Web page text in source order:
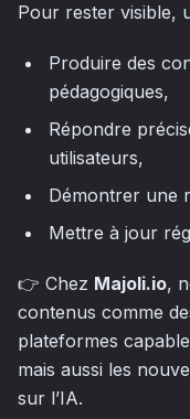
Pour rester visible,
Produire des
pédagogiques,
Répondre
utilisateurs,
Démontrer une
Mettre à jour
👉 Chez Majoli.io,
contenus comme
plateformes
mais aussi les
sur l’IA.